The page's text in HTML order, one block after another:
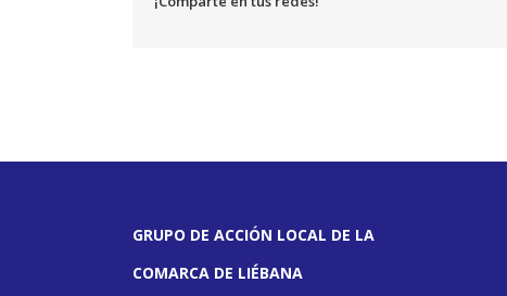
GRUPO DE ACCIÓN LOCAL DE LA
COMARCA DE LIÉBANA